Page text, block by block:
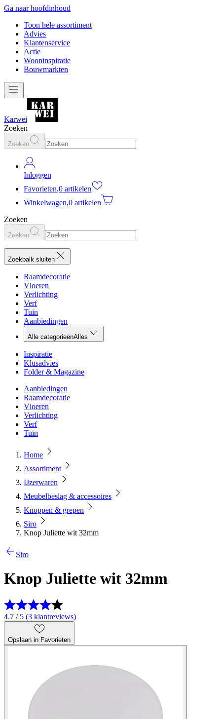
Ga naar hoofdinhoud
Toon hele assortiment
Advies
Klantenservice
Actie
Wooninspiratie
Bouwmarkten
Karwei
Zoeken
Zoeken
Inloggen
Favorieten,0 artikelen
Winkelwagen,0 artikelen
Zoeken
Zoeken
Zoekbalk sluiten
Raamdecoratie
Vloeren
Verlichting
Verf
Tuin
Aanbiedingen
Alle categorieënAlles
Inspiratie
Klusadvies
Folder & Magazine
Aanbiedingen
Raamdecoratie
Vloeren
Verlichting
Verf
Tuin
Home
Assortiment
IJzerwaren
Meubelbeslag & accessoires
Knoppen & grepen
Siro
Knop Juliette wit 32mm
Siro
Knop Juliette wit 32mm
4.7 / 5 (3 klantreviews)
Opslaan in Favorieten